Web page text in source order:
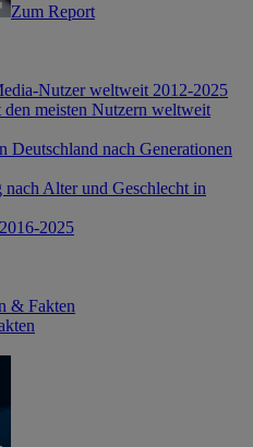
Zum Report
Nutzer weltweit 2012-2025
meisten Nutzern weltweit
Deutschland nach Generationen
Alter und Geschlecht in
2025
& Fakten